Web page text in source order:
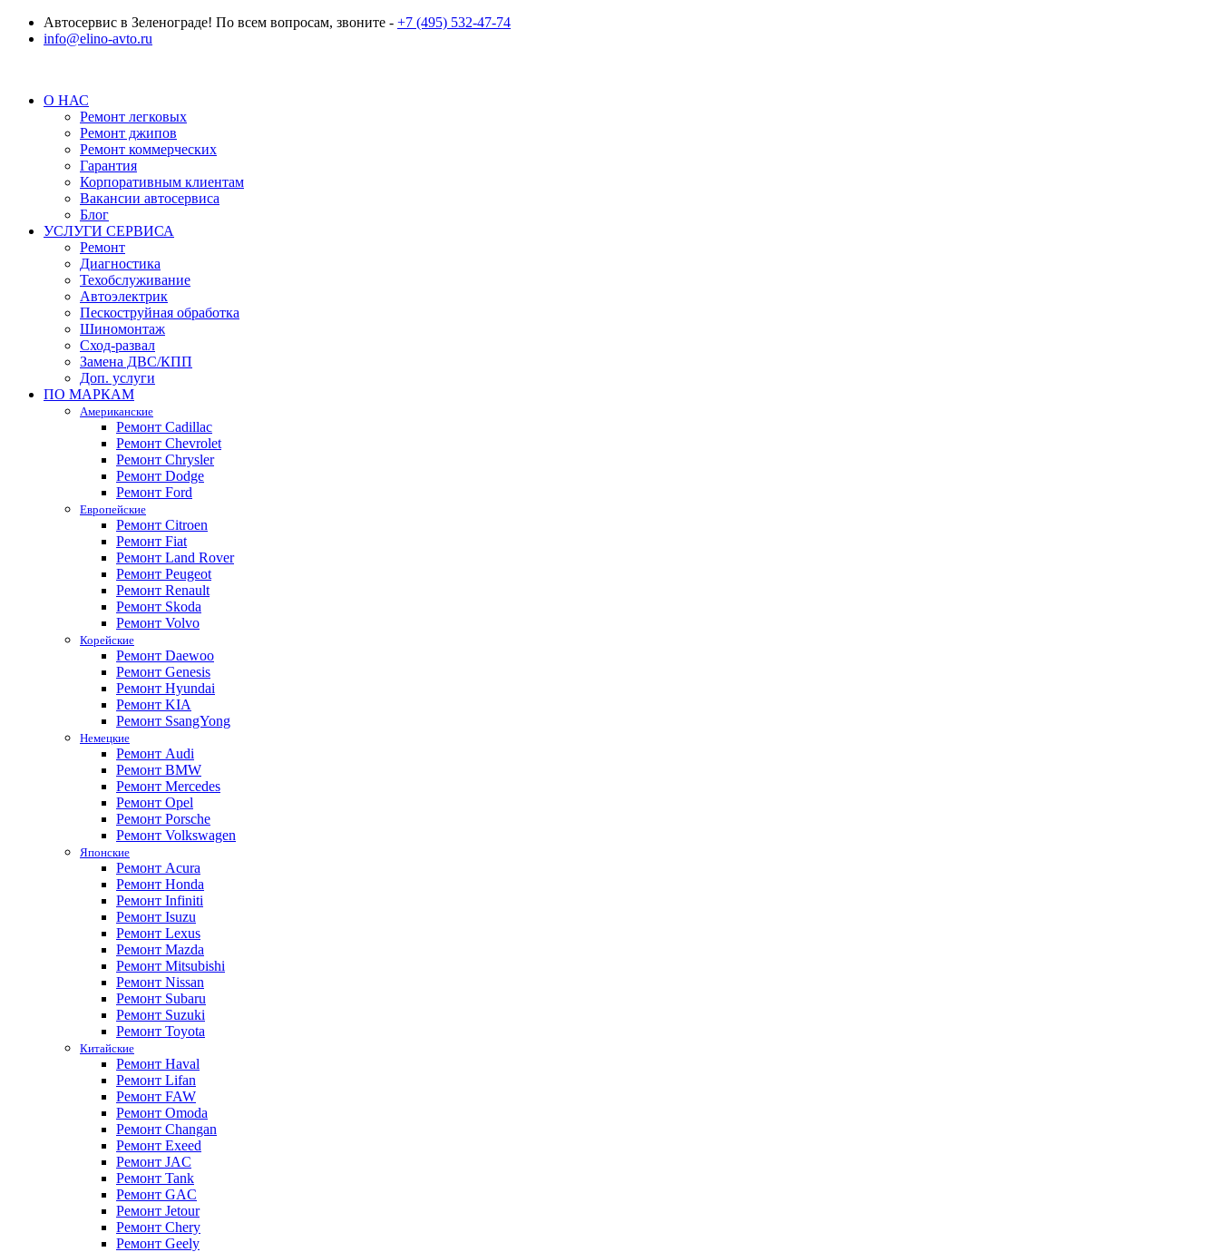
Автосервис в Зеленограде! По всем вопросам, звоните - +7 (495) 532-47-74
info@elino-avto.ru
О НАС
Ремонт легковых
Ремонт джипов
Ремонт коммерческих
Гарантия
Корпоративным клиентам
Вакансии автосервиса
Блог
УСЛУГИ СЕРВИСА
Ремонт
Диагностика
Техобслуживание
Автоэлектрик
Пескоструйная обработка
Шиномонтаж
Сход-развал
Замена ДВС/КПП
Доп. услуги
ПО МАРКАМ
Американские
Ремонт Cadillac
Ремонт Chevrolet
Ремонт Chrysler
Ремонт Dodge
Ремонт Ford
Европейские
Ремонт Citroen
Ремонт Fiat
Ремонт Land Rover
Ремонт Peugeot
Ремонт Renault
Ремонт Skoda
Ремонт Volvo
Корейские
Ремонт Daewoo
Ремонт Genesis
Ремонт Hyundai
Ремонт KIA
Ремонт SsangYong
Немецкие
Ремонт Audi
Ремонт BMW
Ремонт Mercedes
Ремонт Opel
Ремонт Porsche
Ремонт Volkswagen
Японские
Ремонт Acura
Ремонт Honda
Ремонт Infiniti
Ремонт Isuzu
Ремонт Lexus
Ремонт Mazda
Ремонт Mitsubishi
Ремонт Nissan
Ремонт Subaru
Ремонт Suzuki
Ремонт Toyota
Китайские
Ремонт Haval
Ремонт Lifan
Ремонт FAW
Ремонт Omoda
Ремонт Changan
Ремонт Exeed
Ремонт JAC
Ремонт Tank
Ремонт GAC
Ремонт Jetour
Ремонт Chery
Ремонт Geely